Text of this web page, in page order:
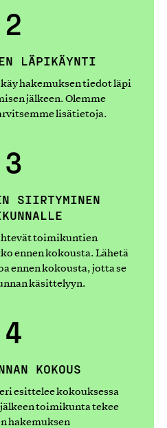
2
LÄPIKÄYNTI
hakemuksen tiedot läpi
jälkeen. Olemme
lisätietoja.
3
SIIRTYMINEN
toimikuntien
ennen kokousta. Lähetä
ennen kokousta, jotta se
käsittelyyn.
4
KOKOUS
esittelee kokouksessa
toimikunta tekee
hakemuksen